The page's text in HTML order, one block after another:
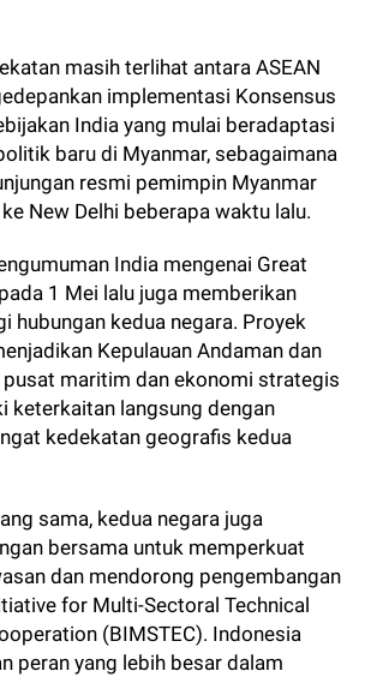
masih terlihat antara ASEAN
implementasi Konsensus
India yang mulai beradaptasi
baru di Myanmar, sebagaimana
resmi pemimpin Myanmar
New Delhi beberapa waktu lalu.
India mengenai Great
1 Mei lalu juga memberikan
hubungan kedua negara. Proyek
Kepulauan Andaman dan
maritim dan ekonomi strategis
keterkaitan langsung dengan
kedekatan geografis kedua
sama, kedua negara juga
bersama untuk memperkuat
dan mendorong pengembangan
for Multi-Sectoral Technical
(BIMSTEC). Indonesia
peran yang lebih besar dalam